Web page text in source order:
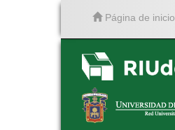
Página de inicio